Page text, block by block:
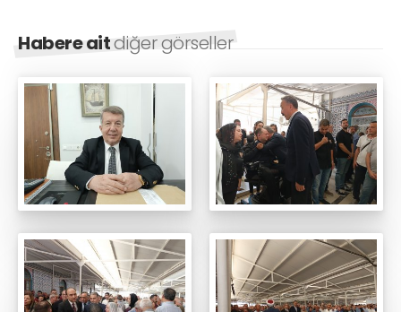
Habere aitdiğer görseller